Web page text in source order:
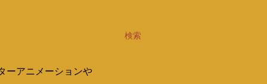
検索
ーアニメーションや